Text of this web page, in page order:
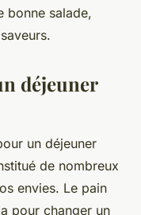
bonne salade,
déjeuner
un déjeuner
de nombreux
envies. Le pain
pour changer un